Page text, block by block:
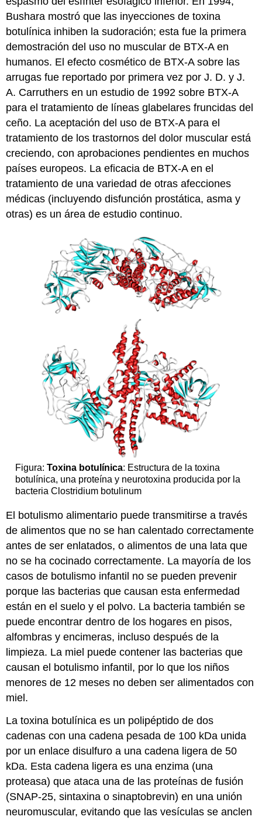
Bushara mostró que las inyecciones de toxina
botulínica inhiben la sudoración; esta fue la primera
demostración del uso no muscular de BTX-A en
humanos. El efecto cosmético de BTX-A sobre las
arrugas fue reportado por primera vez por J. D. y J.
A. Carruthers en un estudio de 1992 sobre BTX-A
para el tratamiento de líneas glabelares fruncidas del
ceño. La aceptación del uso de BTX-A para el
tratamiento de los trastornos del dolor muscular está
creciendo, con aprobaciones pendientes en muchos
países europeos. La eficacia de BTX-A en el
tratamiento de una variedad de otras afecciones
médicas (incluyendo disfunción prostática, asma y
otras) es un área de estudio continuo.
Figura: Toxina botulínica: Estructura de la toxina
botulínica, una proteína y neurotoxina producida por la
bacteria Clostridium botulinum
El botulismo alimentario puede transmitirse a través
de alimentos que no se han calentado correctamente
antes de ser enlatados, o alimentos de una lata que
no se ha cocinado correctamente. La mayoría de los
casos de botulismo infantil no se pueden prevenir
porque las bacterias que causan esta enfermedad
están en el suelo y el polvo. La bacteria también se
puede encontrar dentro de los hogares en pisos,
alfombras y encimeras, incluso después de la
limpieza. La miel puede contener las bacterias que
causan el botulismo infantil, por lo que los niños
menores de 12 meses no deben ser alimentados con
miel.
La toxina botulínica es un polipéptido de dos
cadenas con una cadena pesada de 100 kDa unida
por un enlace disulfuro a una cadena ligera de 50
kDa. Esta cadena ligera es una enzima (una
proteasa) que ataca una de las proteínas de fusión
(SNAP-25, sintaxina o sinaptobrevin) en una unión
neuromuscular, evitando que las vesículas se anclen